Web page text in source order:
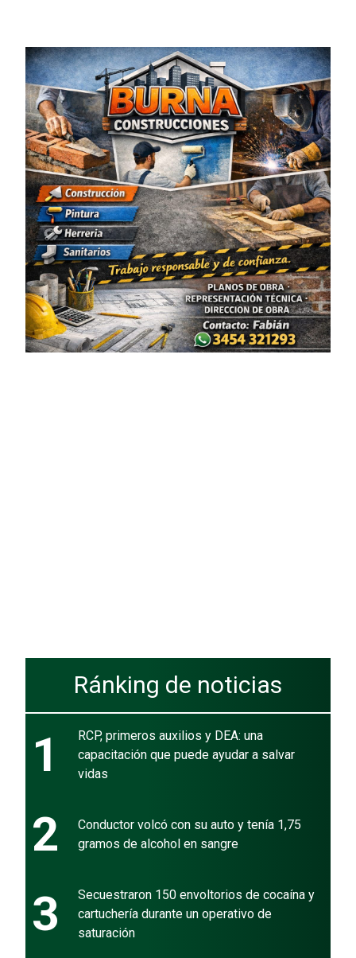
Ránking de noticias
1
RCP, primeros auxilios y DEA: una
capacitación que puede ayudar a salvar
vidas
2
Conductor volcó con su auto y tenía 1,75
gramos de alcohol en sangre
3
Secuestraron 150 envoltorios de cocaína y
cartuchería durante un operativo de
saturación